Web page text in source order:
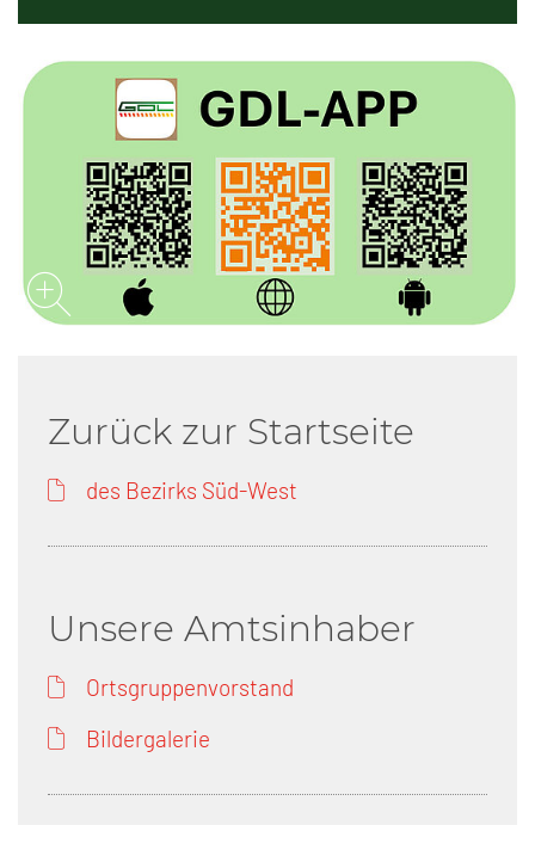
Zurück zur Startseite
des Bezirks Süd-West
Unsere Amtsinhaber
Ortsgruppenvorstand
Bildergalerie